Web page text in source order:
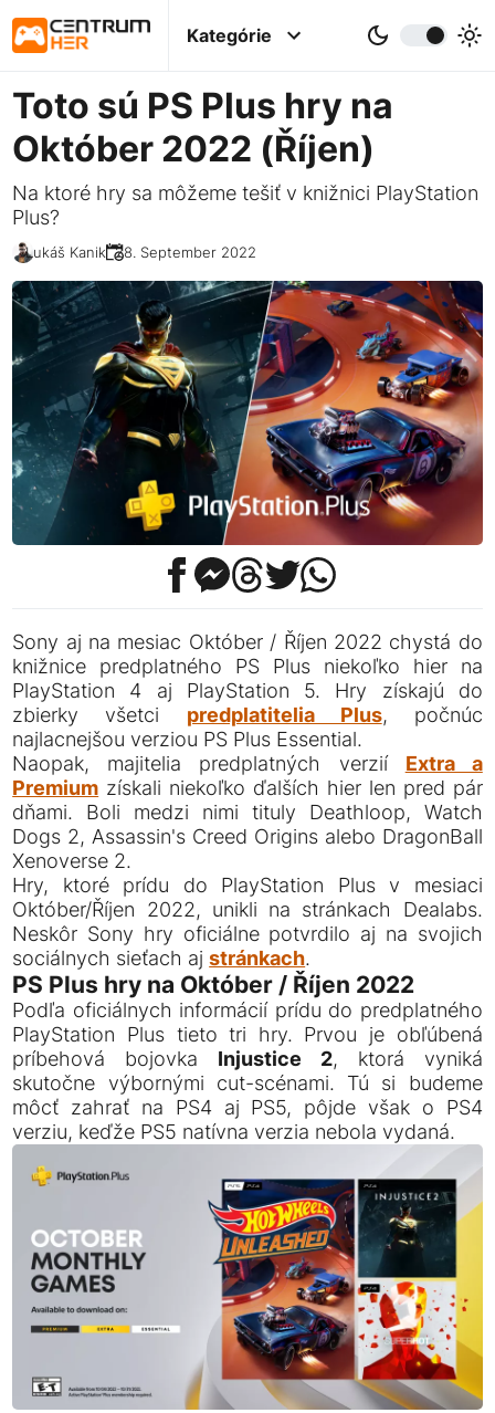
Kategórie
Toto sú PS Plus hry na
Október 2022 (Říjen)
Na ktoré hry sa môžeme tešiť v knižnici PlayStation
Plus?
Lukáš Kanik 28. September 2022
Sony aj na mesiac Október / Říjen 2022 chystá do
knižnice predplatného PS Plus niekoľko hier na
PlayStation 4 aj PlayStation 5. Hry získajú do
zbierky všetci predplatitelia Plus, počnúc
najlacnejšou verziou PS Plus Essential.
Naopak, majitelia predplatných verzií Extra a
Premium získali niekoľko ďalších hier len pred pár
dňami. Boli medzi nimi tituly Deathloop, Watch
Dogs 2, Assassin's Creed Origins alebo DragonBall
Xenoverse 2.
Hry, ktoré prídu do PlayStation Plus v mesiaci
Október/Říjen 2022, unikli na stránkach Dealabs.
Neskôr Sony hry oficiálne potvrdilo aj na svojich
sociálnych sieťach ajstránkach.
PS Plus hry na Október / Říjen 2022
Podľa oficiálnych informácií prídu do predplatného
PlayStation Plus tieto tri hry. Prvou je obľúbená
príbehová bojovka Injustice 2, ktorá vyniká
skutočne výbornými cut-scénami. Tú si budeme
môcť zahrať na PS4 aj PS5, pôjde však o PS4
verziu, keďže PS5 natívna verzia nebola vydaná.